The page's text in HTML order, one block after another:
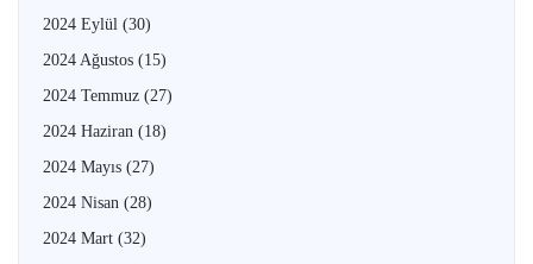
2024 Eylül (30)
2024 Ağustos (15)
2024 Temmuz (27)
2024 Haziran (18)
2024 Mayıs (27)
2024 Nisan (28)
2024 Mart (32)